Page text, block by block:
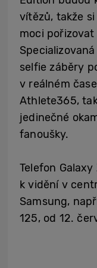
vítězů, takže
moci pořizovat
selfie záběry
v reálném
Athlete365,
jedinečné
fanoušky.
Telefon
k vidění v
Samsung,
125, od 12.